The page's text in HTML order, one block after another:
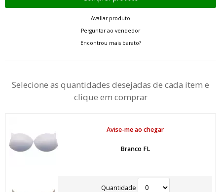
Avaliar produto
Perguntar ao vendedor
Encontrou mais barato?
Selecione as quantidades desejadas de cada item e
clique em comprar
Avise-me ao chegar
Branco FL
Quantidade